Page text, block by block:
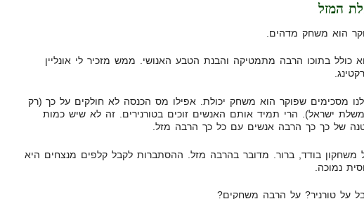
המזל
הוא משחק מדהים.
כולל בתוכו הרבה מתמטיקה והבנת הטבע האנושי. ממש מזכיר לי אונליין
מסכימים שפוקר הוא משחק יכולת. אפילו מס הכנסה לא חולקים על כך (רק
ישראל). הרי תמיד אותם האנשים זוכים בטורנירים. זה לא שיש כמות
של כך כך הרבה אנשים עם כל כך הרבה מזל.
משחקון בודד, ברור. מדובר בהרבה מזל. ההסתברות לקבל קלפים מנצחים היא
נמוכה.
על טורניר? על הרבה משחקים?